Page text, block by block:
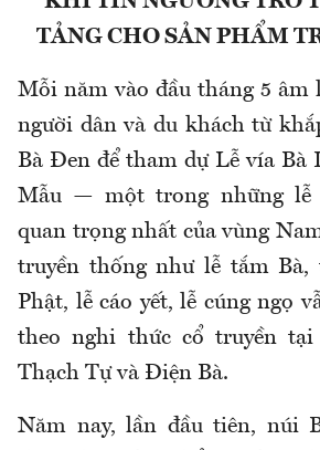
TẢNG CHO SẢN PHẨM
Mỗi năm vào đầu tháng 5 âm
người dân và du khách từ
Bà Đen để tham dự Lễ vía Bà
Mẫu — một trong những lễ
quan trọng nhất của vùng
truyền thống như lễ tắm
Phật, lễ cáo yết, lễ cúng ngọ
theo nghi thức cổ truyền
Thạch Tự và Điện Bà.
Năm nay, lần đầu tiên, núi